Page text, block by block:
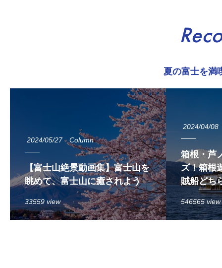
夏の富士を満
2024/05/27 Column
【富士山絶景動画集】富士山を
眺めて、富士山に癒されよう
33559 view
2024/04/08
箱根・芦
ズ！箱根
賊船どち
546565 view